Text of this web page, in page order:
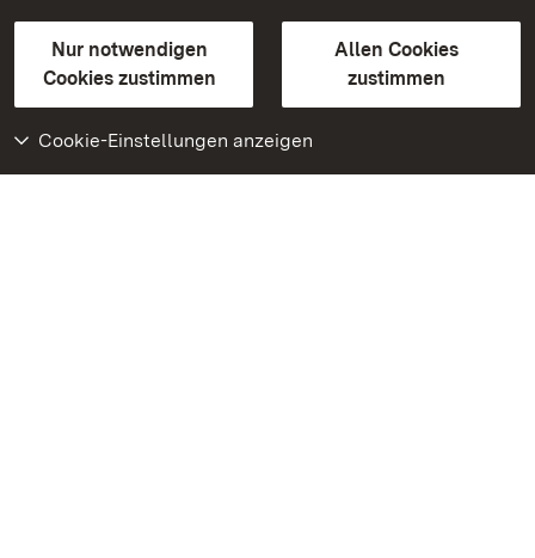
Nur notwendigen
Cookies zustimmen
Allen Cookies
zustimmen
Cookie-Einstellungen anzeigen
GebärdenspracheLeichte Sprache
Erklärung zur Barrierefreiheit
BITV-konform (geprüfte Seiten)
Weiteres